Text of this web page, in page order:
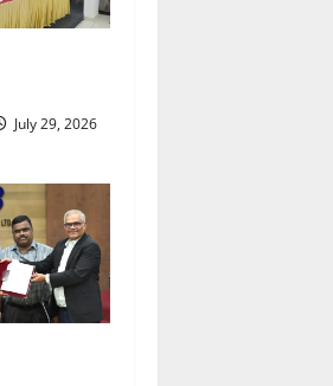
July 29, 2026